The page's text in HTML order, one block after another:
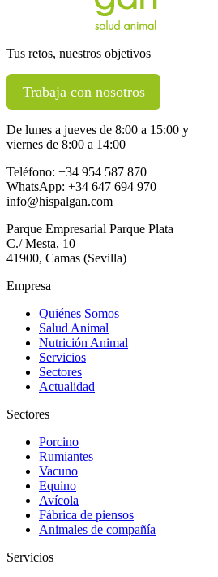
Tus retos, nuestros objetivos
Trabaja con nosotros
De lunes a jueves de 8:00 a 15:00 y
viernes de 8:00 a 14:00
Teléfono: +34 954 587 870
WhatsApp: +34 647 694 970
info@hispalgan.com
Parque Empresarial Parque Plata
C./ Mesta, 10
41900, Camas (Sevilla)
Empresa
Quiénes Somos
Salud Animal
Nutrición Animal
Servicios
Sectores
Actualidad
Sectores
Porcino
Rumiantes
Vacuno
Equino
Avícola
Fábrica de piensos
Animales de compañía
Servicios